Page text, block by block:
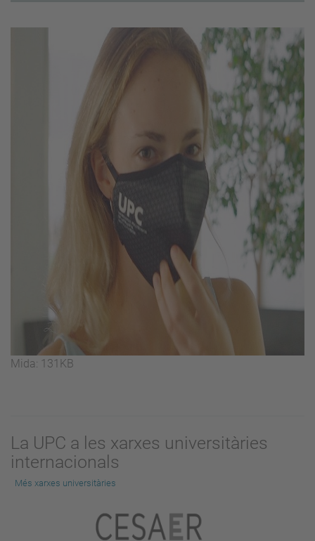
Feu
imatge
Mida: 131KB
La UPC a les xarxes universitàries
internacionals
Més xarxes universitàries